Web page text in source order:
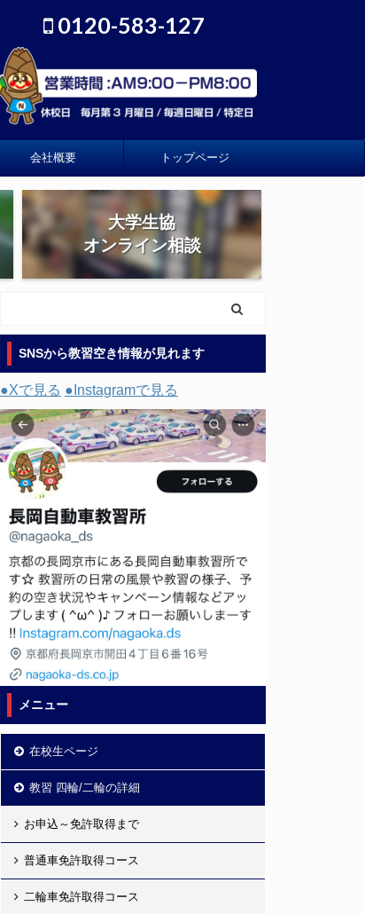
0120-583-127
会社概要 トップページ
大学生協
オンライン相談
SNSから教習空き情報が見れます
●Xで見る ●Instagramで見る
メニュー
在校生ページ
教習 四輪/二輪の詳細
お申込～免許取得まで
普通車免許取得コース
二輪車免許取得コース